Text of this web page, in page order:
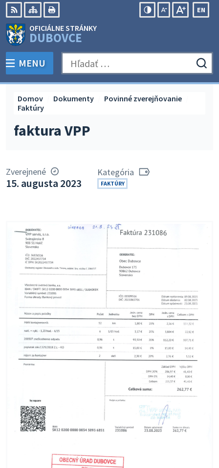
Preskočiť
na
obsah
RSS Mapa
EN
OFICIÁLNE STRÁNKY
DUBOVCE
PREPNÚŤ
MENU Hľadať:
faktura VPP
Domov Dokumenty
Povinné zverejňovanie
Faktúry
Zverejnené
15. augusta 2023
Kategória
FAKTÚRY